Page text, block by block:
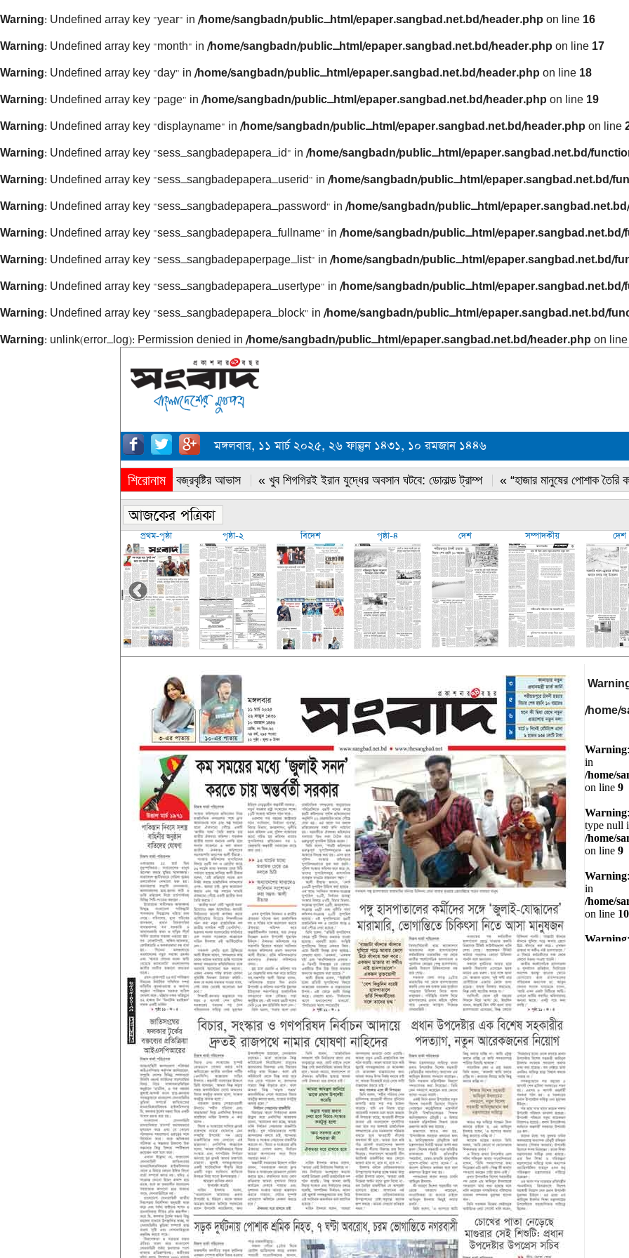
Warning: Undefined array key "year" in /home/sangbadn/public_html/epaper.sangbad.net.bd/header.php on line 16
Warning: Undefined array key "month" in /home/sangbadn/public_html/epaper.sangbad.net.bd/header.php on line 17
Warning: Undefined array key "day" in /home/sangbadn/public_html/epaper.sangbad.net.bd/header.php on line 18
Warning: Undefined array key "page" in /home/sangbadn/public_html/epaper.sangbad.net.bd/header.php on line 19
Warning: Undefined array key "displayname" in /home/sangbadn/public_html/epaper.sangbad.net.bd/header.php on line
Warning: Undefined array key "sess_sangbadepapera_id" in /home/sangbadn/public_html/epaper.sangbad.net.bd/
Warning: Undefined array key "sess_sangbadepapera_userid" in /home/sangbadn/public_html/epaper.sangbad.net.bd/
Warning: Undefined array key "sess_sangbadepapera_password" in /home/sangbadn/public_html/
Warning: Undefined array key "sess_sangbadepapera_fullname" in /home/sangbadn/public_html/
Warning: Undefined array key "sess_sangbadepaperpage_list" in /home/sangbadn/public_html/epaper.sangbad.net.bd/
Warning: Undefined array key "sess_sangbadepapera_usertype" in /home/sangbadn/public_html/
Warning: Undefined array key "sess_sangbadepapera_block" in /home/sangbadn/public_html/epaper.sangbad.net.bd/
Warning: unlink(error_log): Permission denied in /home/sangbadn/public_html/epaper.sangbad.net.bd/header.php on line
মঙ্গলবার, ১১ মার্চ ২০২৫, ২৬ ফাল্গুন ১৪৩১, ১০ রমজান ১৪৪৬
শিরোনাম
« সারাদেশে বজ্রবৃষ্টির আভাস « খুব শিগগিরই ইরান যুদ্ধের অবসান ঘটবে: ডোনাল্ড ট্রাম্প « “হাজার মানুষের পোশাক তৈরি
প্রথম-পৃষ্ঠা পৃষ্ঠা-২ বিদেশ পৃষ্ঠা-৪ দেশ সম্পাদকীয় দেশ
/home/